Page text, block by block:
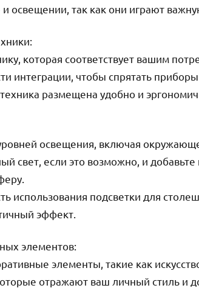
освещении, так как они играют
которая соответствует вашим
интеграции, чтобы спрятать
размещена удобно и
освещения, включая
свет, если это возможно, и
использования подсветки для
эффект.
элементов:
элементы, такие как
отражают ваш личный стиль и